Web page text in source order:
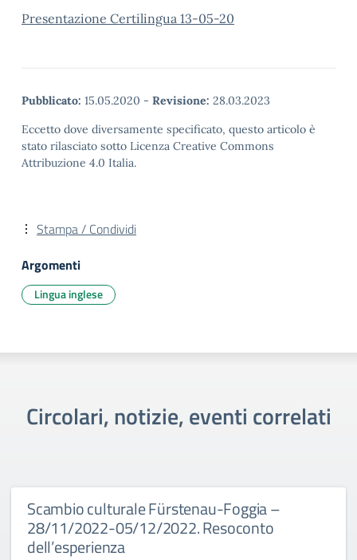
Presentazione Certilingua 13-05-20
Pubblicato: 15.05.2020 - Revisione: 28.03.2023
Eccetto dove diversamente specificato, questo articolo è
stato rilasciato sotto Licenza Creative Commons
Attribuzione 4.0 Italia.
Stampa / Condividi
Argomenti
Lingua inglese
Circolari, notizie, eventi correlati
Scambio culturale Fürstenau-Foggia –
28/11/2022-05/12/2022. Resoconto
dell’esperienza